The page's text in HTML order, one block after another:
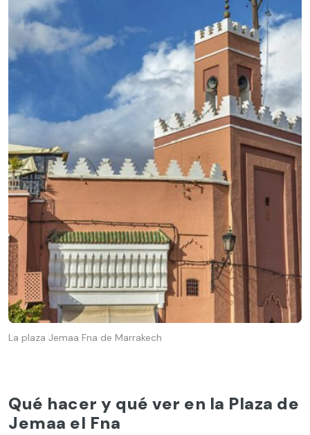
La plaza Jemaa Fna de Marrakech
Qué hacer y qué ver en la Plaza de
Jemaa el Fna